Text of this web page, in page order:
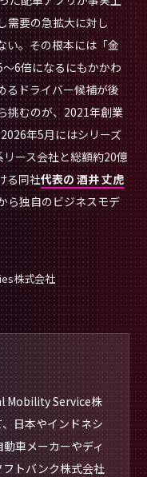
需要の急拡大に対し
い。その根本には「金
6倍になるにもかかわ
るドライバー候補が後
挑むのが、2021年創業
年5月にはシリーズ
ース会社と総額約20億
る同社代表の 酒井 丈虎
ら独自のビジネスモデ
株式会社
Mobility Service株
日本やインドネシ
車メーカーやディ
トバンク株式会社